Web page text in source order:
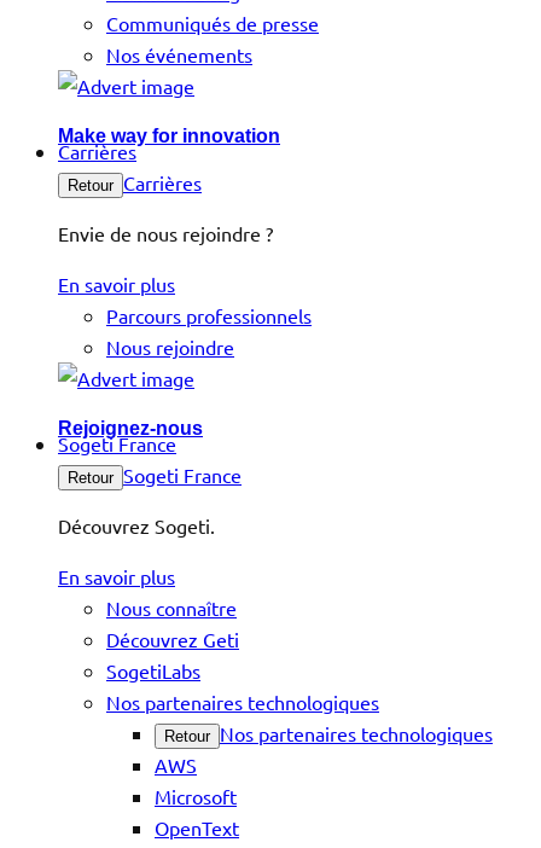
Communiqués de presse
Nos événements
Make way for innovation
Carrières
Retour Carrières
Envie de nous rejoindre ?
En savoir plus
Parcours professionnels
Nous rejoindre
Rejoignez-nous
Sogeti France
Retour Sogeti France
Découvrez Sogeti.
En savoir plus
Nous connaître
Découvrez Geti
SogetiLabs
Nos partenaires technologiques
Retour Nos partenaires technologiques
AWS
Microsoft
OpenText